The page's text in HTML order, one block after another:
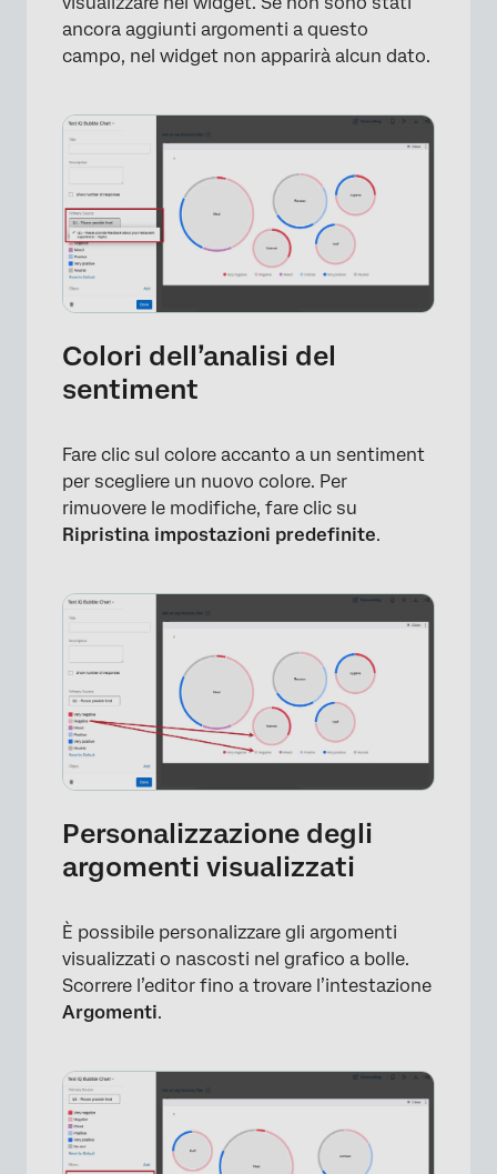
ancora aggiunti argomenti a questo
campo, nel widget non apparirà alcun dato.
×
Colori dell’analisi del
sentiment
Fare clic sul colore accanto a un sentiment
per scegliere un nuovo colore. Per
rimuovere le modifiche, fare clic su
Ripristina impostazioni predefinite.
Personalizzazione degli
argomenti visualizzati
È possibile personalizzare gli argomenti
visualizzati o nascosti nel grafico a bolle.
Scorrere l’editor fino a trovare l’intestazione
Argomenti.